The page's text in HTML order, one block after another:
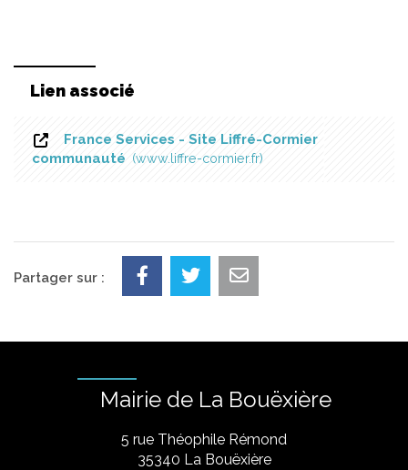
Lien associé
France Services - Site Liffré-Cormier
communauté
www.liffre-cormier.fr
Partager sur :
Mairie de La Bouëxière
5 rue Théophile Rémond
​35340 La Bouëxière